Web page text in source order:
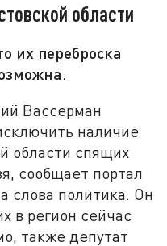
области
их переброска
Вассерман
наличие
области спящих
сообщает портал
слова политика. Он
в регион сейчас
также депутат